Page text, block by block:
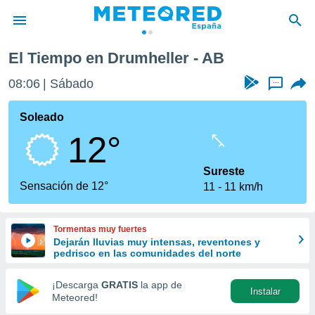
de
por
que se
calidad.
a este
las
y
forma
digital
basada
El Tiempo en Drumheller - AB
08:06 Sábado ...
Soleado
12°
Sensación de 12°
Sureste
11
11 km/h
Tormentas muy fuertes
Dejarán lluvias muy intensas, reventones y
pedrisco en las comunidades del norte
¡Descarga GRATIS la app de
Meteored!
Instalar